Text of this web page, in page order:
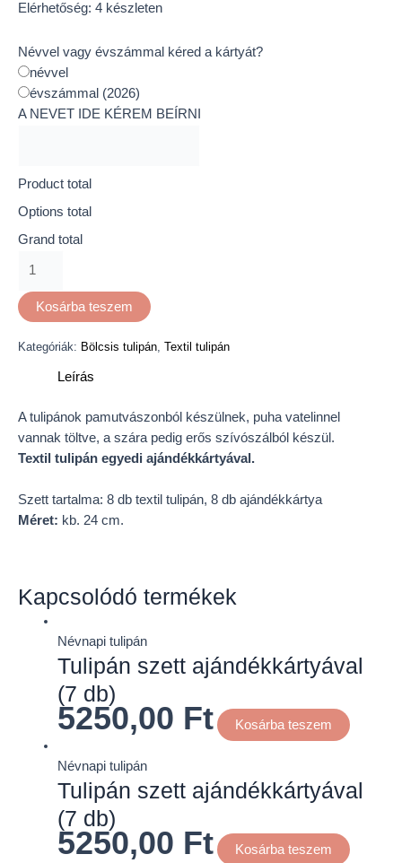
Elérhetőség: 4 készleten
Névvel vagy évszámmal kéred a kártyát?
névvel
évszámmal (2026)
A NEVET IDE KÉREM BEÍRNI
Product total
Options total
Grand total
Kosárba teszem
Kategóriák: Bölcsis tulipán, Textil tulipán
Leírás
A tulipánok pamutvászonból készülnek, puha vatelinnel
vannak töltve, a szára pedig erős szívószálból készül.
Textil tulipán egyedi ajándékkártyával.
Szett tartalma: 8 db textil tulipán, 8 db ajándékkártya
Méret: kb. 24 cm.
Kapcsolódó termékek
Névnapi tulipán
Tulipán szett ajándékkártyával
(7 db)
5250,00 Ft Kosárba teszem
Névnapi tulipán
Tulipán szett ajándékkártyával
(7 db)
5250,00 Ft Kosárba teszem